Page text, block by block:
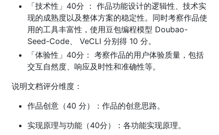
「技术性」40分 ： 作品功能设计的逻辑性、技术实
现的成熟度以及整体方案的稳定性。同时考察作品使
用的工具丰富性，使用豆包编程模型 Doubao-
Seed-Code、 VeCLI 分别得 10 分。
「体验性」40分： 考察作品的用户体验质量，包括
交互自然度、响应及时性和准确性等。
说明文档评分维度：
作品创意（40 分）：作品的创意思路。
实现原理与功能（40分）：各功能实现原理。